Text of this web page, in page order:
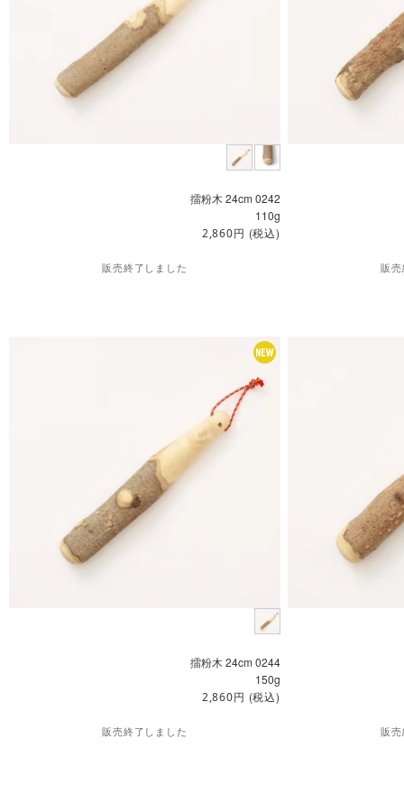
擂粉木 24cm 0242
110g
2,860円 (税込)
販売終了しました 販
擂粉木 24cm 0244
150g
2,860円 (税込)
販売終了しました 販